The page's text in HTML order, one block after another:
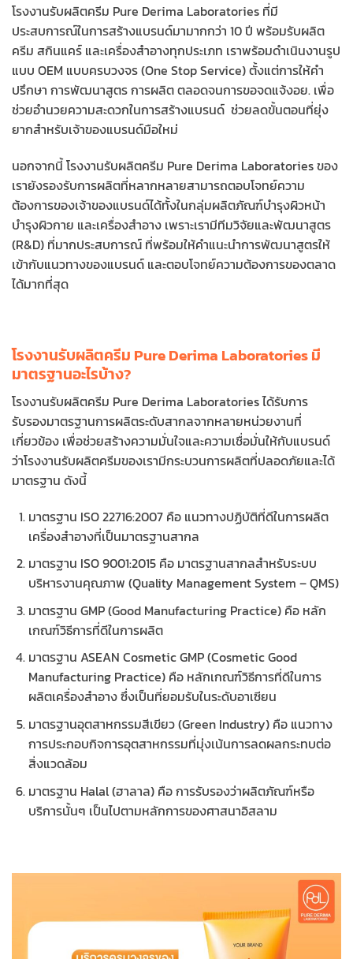
โรงงานรับผลิตครีม Pure Derima Laboratories ที่มี
ประสบการณ์ในการสร้างแบรนด์มามากกว่า 10 ปี พร้อมรับผลิต
ครีม สกินแคร์ และเครื่องสำอางทุกประเภท เราพร้อมดำเนินงานรูป
แบบ OEM แบบครบวงจร (One Stop Service) ตั้งแต่การให้คำ
ปรึกษา การพัฒนาสูตร การผลิต ตลอดจนการขอจดแจ้งอย. เพื่อ
ช่วยอำนวยความสะดวกในการสร้างแบรนด์ ช่วยลดขั้นตอนที่ยุ่ง
ยากสำหรับเจ้าของแบรนด์มือใหม่
นอกจากนี้ โรงงานรับผลิตครีม Pure Derima Laboratories ของ
เรายังรองรับการผลิตที่หลากหลายสามารถตอบโจทย์ความ
ต้องการของเจ้าของแบรนด์ได้ทั้งในกลุ่มผลิตภัณฑ์บำรุงผิวหน้า
บำรุงผิวกาย และเครื่องสำอาง เพราะเรามีทีมวิจัยและพัฒนาสูตร
(R&D) ที่มากประสบการณ์ ที่พร้อมให้คำแนะนำการพัฒนาสูตรให้
เข้ากับแนวทางของแบรนด์ และตอบโจทย์ความต้องการของตลาด
ได้มากที่สุด
โรงงานรับผลิตครีม Pure Derima Laboratories มี
มาตรฐานอะไรบ้าง?
โรงงานรับผลิตครีม Pure Derima Laboratories ได้รับการ
รับรองมาตรฐานการผลิตระดับสากลจากหลายหน่วยงานที่
เกี่ยวข้อง เพื่อช่วยสร้างความมั่นใจและความเชื่อมั่นให้กับแบรนด์
ว่าโรงงานรับผลิตครีมของเรามีกระบวนการผลิตที่ปลอดภัยและได้
มาตรฐาน ดังนี้
มาตรฐาน ISO 22716:2007 คือ แนวทางปฏิบัติที่ดีในการผลิต
เครื่องสำอางที่เป็นมาตรฐานสากล
มาตรฐาน ISO 9001:2015 คือ มาตรฐานสากลสำหรับระบบ
บริหารงานคุณภาพ (Quality Management System – QMS)
มาตรฐาน GMP (Good Manufacturing Practice) คือ หลัก
เกณฑ์วิธีการที่ดีในการผลิต
มาตรฐาน ASEAN Cosmetic GMP (Cosmetic Good
Manufacturing Practice) คือ หลักเกณฑ์วิธีการที่ดีในการ
ผลิตเครื่องสำอาง ซึ่งเป็นที่ยอมรับในระดับอาเซียน
มาตรฐานอุตสาหกรรมสีเขียว (Green Industry) คือ แนวทาง
การประกอบกิจการอุตสาหกรรมที่มุ่งเน้นการลดผลกระทบต่อ
สิ่งแวดล้อม
มาตรฐาน Halal (ฮาลาล) คือ การรับรองว่าผลิตภัณฑ์หรือ
บริการนั้นๆ เป็นไปตามหลักการของศาสนาอิสลาม